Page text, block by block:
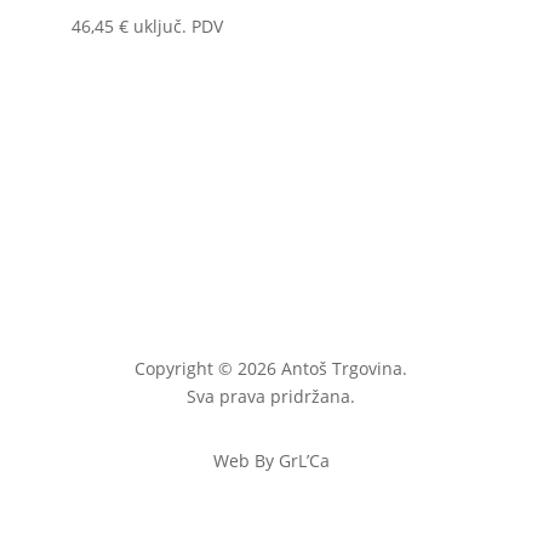
46,45 € uključ. PDV
Copyright © 2026 Antoš Trgovina.
Sva prava pridržana.
Web By GrL’Ca